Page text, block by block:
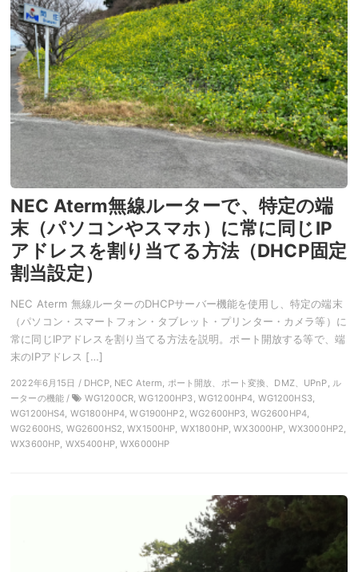
NEC Aterm無線ルーターで、特定の端
末（パソコンやスマホ）に常に同じIP
アドレスを割り当てる方法（DHCP固定
割当設定）
NEC Aterm 無線ルーターのDHCPサーバー機能を使用し、特定の端末
（パソコン・スマートフォン・タブレット・プリンター・カメラ等）に
常に同じIPアドレスを割り当てる方法を説明。ポート開放する等で、端
末のIPアドレス […]
2022年6月15日 / DHCP, NEC Aterm, ポート開放、ポート変換、DMZ、UPnP, ル
ーターの機能 /
WG1200CR, WG1200HP3, WG1200HP4, WG1200HS3,
WG1200HS4, WG1800HP4, WG1900HP2, WG2600HP3, WG2600HP4,
WG2600HS, WG2600HS2, WX1500HP, WX1800HP, WX3000HP, WX3000HP2,
WX3600HP, WX5400HP, WX6000HP